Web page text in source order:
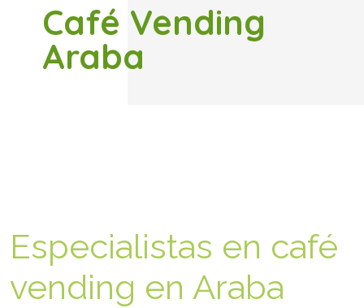
Café Vending
Araba
Especialistas en café
vending en Araba